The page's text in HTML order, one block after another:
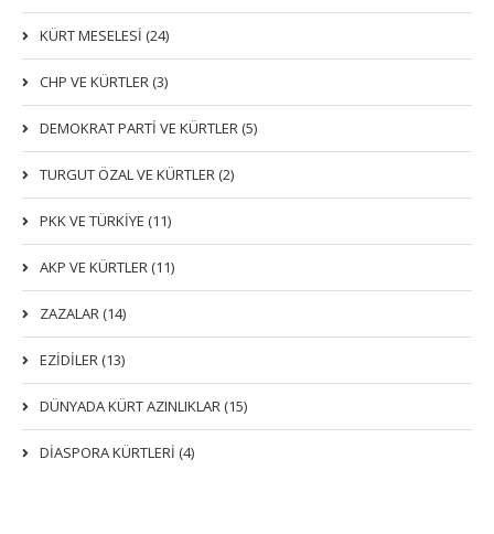
KÜRT MESELESİ (24)
CHP VE KÜRTLER (3)
DEMOKRAT PARTI VE KÜRTLER (5)
TURGUT ÖZAL VE KÜRTLER (2)
PKK VE TÜRKIYE (11)
AKP VE KÜRTLER (11)
ZAZALAR (14)
EZIDILER (13)
DÜNYADA KÜRT AZINLIKLAR (15)
DİASPORA KÜRTLERİ (4)